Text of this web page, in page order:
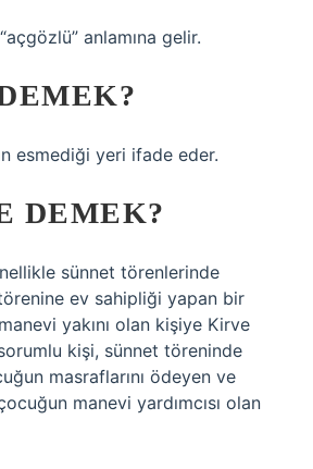
anlamına gelir.
esmediği yeri ifade eder.
DEMEK?
sünnet törenlerinde
törenine ev sahipliği yapan bir
yakını olan kişiye Kirve
kişi, sünnet töreninde
masraflarını ödeyen ve
manevi yardımcısı olan